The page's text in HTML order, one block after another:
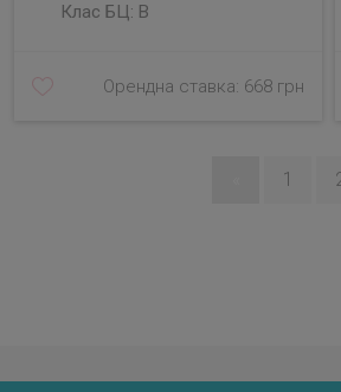
Клас БЦ: B
Орендна ставка: 668 грн
1